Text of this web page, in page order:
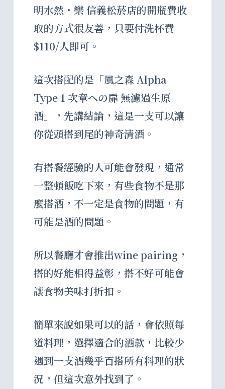
明水然・樂 信義松菸店的開瓶費收
取的方式很友善，只要付洗杯費
$110/人即可。
這次搭配的是「風之森 Alpha
Type 1 次章への扉 無濾過生原
酒」，先講結論，這是一支可以讓
你從頭搭到尾的神奇清酒。
有搭餐經驗的人可能會發現，通常
一整頓飯吃下來，有些食物不是那
麼搭酒，不一定是食物的問題，有
可能是酒的問題。
所以餐廳才會推出wine pairing，
搭的好能相得益彰，搭不好可能會
讓食物美味打折扣。
簡單來說如果可以的話，會依照每
道料理，選擇適合的酒款，比較少
遇到一支酒幾乎百搭所有料理的狀
況，但這次意外找到了。